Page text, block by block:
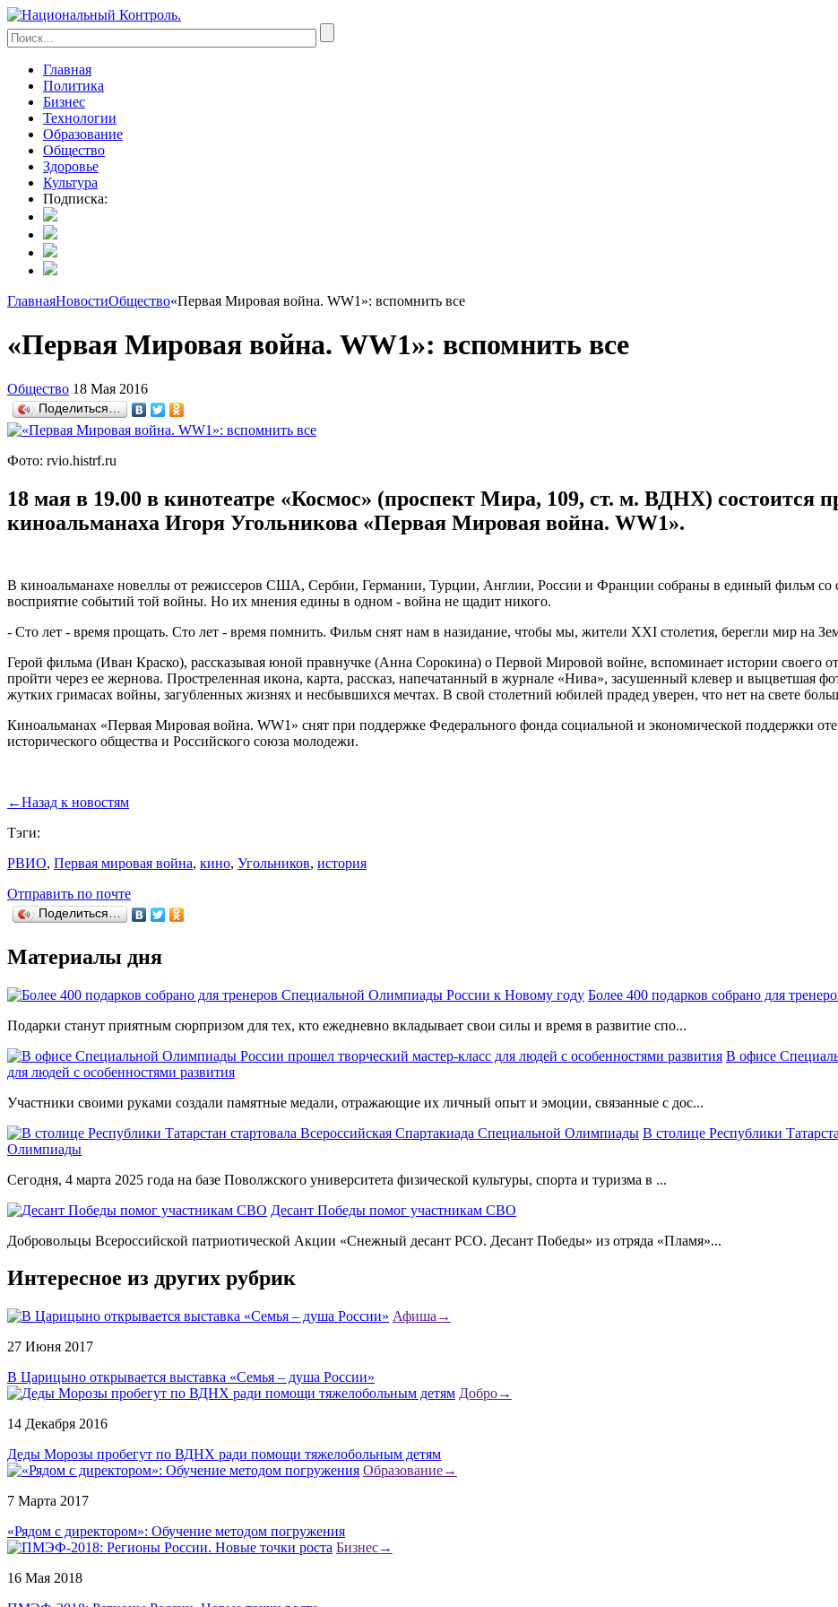
Главная
Политика
Бизнес
Технологии
Образование
Общество
Здоровье
Культура
Подписка:
ГлавнаяНовостиОбщество«Первая Мировая война. WW1»: вспомнить все
«Первая Мировая война. WW1»: вспомнить все
Общество 18 Мая 2016
Поделиться…
Фото: rvio.histrf.ru
18 мая в 19.00 в кинотеатре «Космос» (проспект Мира, 109, ст. м. ВДНХ) состоится
киноальманаха Игоря Угольникова «Первая Мировая война. WW1».
В киноальманахе новеллы от режиссеров США, Сербии, Германии, Турции, Англии, России и Франции собраны в единый фильм со
восприятие событий той войны. Но их мнения едины в одном - война не щадит никого.
- Сто лет - время прощать. Сто лет - время помнить. Фильм снят нам в назидание, чтобы мы, жители XXI столетия, берегли мир на
Герой фильма (Иван Краско), рассказывая юной правнучке (Анна Сорокина) о Первой Мировой войне, вспоминает истории своего
пройти через ее жернова. Простреленная икона, карта, рассказ, напечатанный в журнале «Нива», засушенный клевер и выцветшая
жутких гримасах войны, загубленных жизнях и несбывшихся мечтах. В свой столетний юбилей прадед уверен, что нет на свете
Киноальманах «Первая Мировая война. WW1» снят при поддержке Федерального фонда социальной и экономической поддержки
исторического общества и Российского союза молодежи.
←Назад к новостям
Тэги:
РВИО, Первая мировая война, кино, Угольников, история
Отправить по почте
Поделиться…
Материалы дня
Более 400 подарков собрано для
Подарки станут приятным сюрпризом для тех, кто ежедневно вкладывает свои силы и время в развитие спо...
В офисе
для людей с особенностями развития
Участники своими руками создали памятные медали, отражающие их личный опыт и эмоции, связанные с дос...
В столице Республики
Олимпиады
Сегодня, 4 марта 2025 года на базе Поволжского университета физической культуры, спорта и туризма в ...
Десант Победы помог участникам СВО
Добровольцы Всероссийской патриотической Акции «Снежный десант РСО. Десант Победы» из отряда «Пламя»...
Интересное из других рубрик
Афиша →
27 Июня 2017
В Царицыно открывается выставка «Семья – душа России»
Добро→
14 Декабря 2016
Деды Морозы пробегут по ВДНХ ради помощи тяжелобольным детям
Образование→
7 Марта 2017
«Рядом с директором»: Обучение методом погружения
Бизнес→
16 Мая 2018